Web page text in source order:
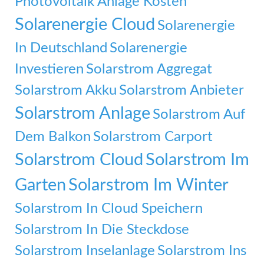
Solarenergie Cloud Solarenergie
In Deutschland Solarenergie
Investieren Solarstrom Aggregat
Solarstrom Akku Solarstrom Anbieter
Solarstrom Anlage Solarstrom Auf
Dem Balkon Solarstrom Carport
Solarstrom Cloud Solarstrom Im
Garten Solarstrom Im Winter
Solarstrom In Cloud Speichern
Solarstrom In Die Steckdose
Solarstrom Inselanlage Solarstrom Ins